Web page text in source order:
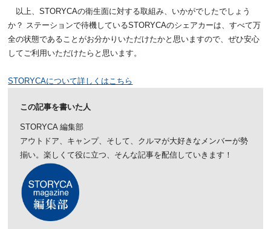
以上、STORYCAの衛生面に対する取組み、いかがでしたでしょう
か？ ステーションで待機しているSTORYCAのシェアカーは、すべて万
全の状態であることがお分かりいただけたかと思いますので、ぜひ安心
してご利用いただけたらと思います。
STORYCAについて詳しくはこちら
この記事を書いた人
STORYCA 編集部
アウトドア、キャンプ、そして、クルマが大好きなメンバーが勢
揃い。楽しくて役に立つ、そんな記事を配信していきます！